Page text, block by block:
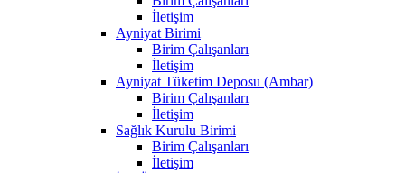
İletişim
Ayniyat Birimi
Birim Çalışanları
İletişim
Ayniyat Tüketim Deposu (Ambar)
Birim Çalışanları
İletişim
Sağlık Kurulu Birimi
Birim Çalışanları
İletişim